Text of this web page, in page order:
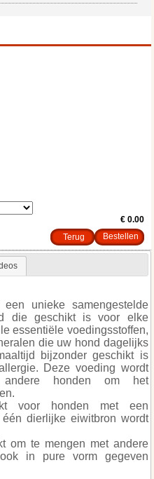
€ 0.00
Terug
unieke samengestelde
die geschikt is voor elke
essentiële voedingsstoffen,
die uw hond dagelijks
bijzonder geschikt is
Deze voeding wordt
honden om het
voor honden met een
dierlijke eiwitbron wordt
om te mengen met andere
in pure vorm gegeven